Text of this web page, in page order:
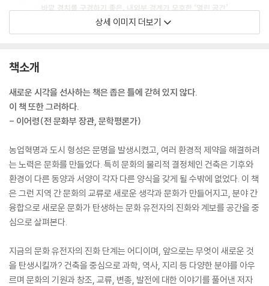
상세 이미지 더보기
책소개
새로운 시각을 선사하는 책은 좁은 틀에 갇혀 있지 않다.
이 책 또한 그러하다.
- 이어령(전 문화부 장관, 문학평론가)
농업혁명과 도시 형성은 문명을 발생시켰고, 여러 환경적 제약을 해결하려
는 노력은 문화를 만들었다. 특히 문화의 물리적 결정체인 건축은 기후와
환경이 다른 동양과 서양이 각자 다른 양식을 갖게 될 수밖에 없었다. 이 책
은 그런 지역 간 문화의 교류로 새로운 생각과 문화가 만들어지고, 분야 간
융합으로 새로운 문화가 탄생하는 문화 유전자의 진화와 계보를 공간을 중
심으로 살펴본다.
지금의 문화 유전자의 진화 단계는 어디이며, 앞으로는 무엇이 새로운 것
을 탄생시킬까? 건축을 중심으로 과학, 역사, 지리 등 다양한 분야를 아우
르며 문화의 기원과 창조, 교류, 변종, 발전에 대한 이야기를 풀어낸 저자